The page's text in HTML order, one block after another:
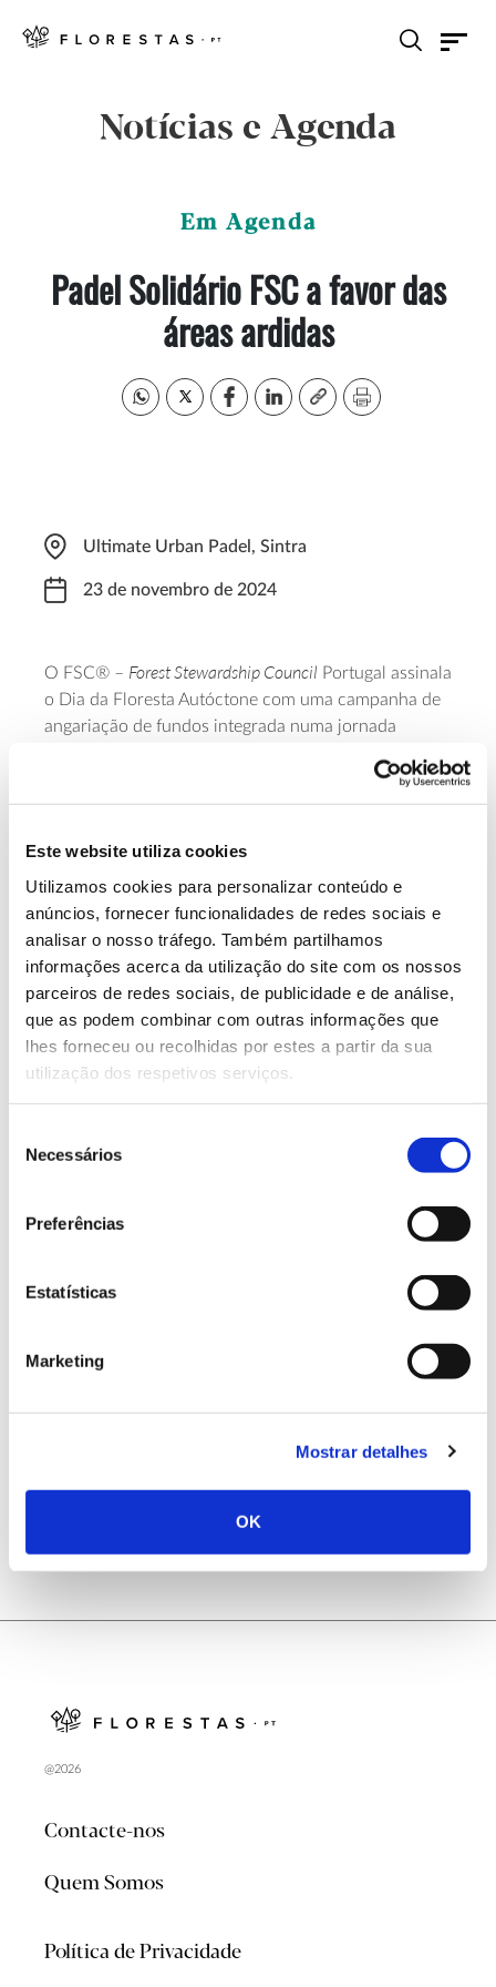
Este website utiliza cookies
Utilizamos cookies para personalizar conteúdo e
anúncios, fornecer funcionalidades de redes sociais e
analisar o nosso tráfego. Também partilhamos
informações acerca da utilização do site com os nossos
parceiros de redes sociais, de publicidade e de análise,
que as podem combinar com outras informações que
lhes forneceu ou recolhidas por estes a partir da sua
utilização dos respetivos serviços.
Necessários
Preferências
Estatísticas
Marketing
Mostrar detalhes
OK
Notícias e Agenda
Em Agenda
Padel Solidário FSC a favor das
áreas ardidas
Ultimate Urban Padel, Sintra
23 de novembro de 2024
O FSC® – Forest Stewardship Council Portugal assinala
o Dia da Floresta Autóctone com uma campanha de
angariação de fundos integrada numa jornada
experientes como os estreantes podem participar. O
valor da inscrição (25 euros) será destinado às áreas
necessária inscrição prévia.
Saiba mais
13.07.2026
Genoma do priolo e de outras espécies em risco:
conhecer para conservar
Registar galhas de Trichi em acácia-das-espigas:
25.06.2026
Natureza e florestas procuram jovens voluntários
@2026
Contacte-nos
Quem Somos
Política de Privacidade